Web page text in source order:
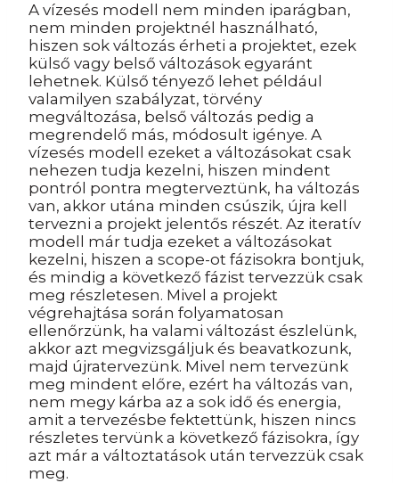
A vízesés modell nem minden iparágban,
nem minden projektnél használható,
hiszen sok változás érheti a projektet, ezek
külső vagy belső változások egyaránt
lehetnek. Külső tényező lehet például
valamilyen szabályzat, törvény
megváltozása, belső változás pedig a
megrendelő más, módosult igénye. A
vízesés modell ezeket a változásokat csak
nehezen tudja kezelni, hiszen mindent
pontról pontra megterveztünk, ha változás
van, akkor utána minden csúszik, újra kell
tervezni a projekt jelentős részét. Az iteratív
modell már tudja ezeket a változásokat
kezelni, hiszen a scope-ot fázisokra bontjuk,
és mindig a következő fázist tervezzük csak
meg részletesen. Mivel a projekt
végrehajtása során folyamatosan
ellenőrzünk, ha valami változást észlelünk,
akkor azt megvizsgáljuk és beavatkozunk,
majd újratervezünk. Mivel nem tervezünk
meg mindent előre, ezért ha változás van,
nem megy kárba az a sok idő és energia,
amit a tervezésbe fektettünk, hiszen nincs
részletes tervünk a következő fázisokra, így
azt már a változtatások után tervezzük csak
meg.